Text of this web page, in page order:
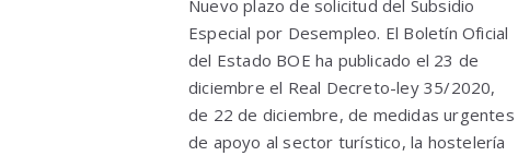
Nuevo plazo de solicitud del Subsidio
Especial por Desempleo. El Boletín Oficial
del Estado BOE ha publicado el 23 de
diciembre el Real Decreto-ley 35/2020,
de 22 de diciembre, de medidas urgentes
de apoyo al sector turístico, la hostelería